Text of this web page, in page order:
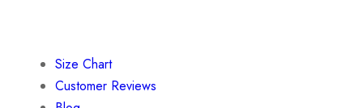
Size Chart
Customer Reviews